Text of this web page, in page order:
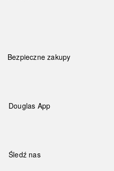
Bezpieczne zakupy
Douglas App
Śledź nas